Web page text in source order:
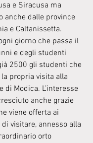
e Siracusa ma
anche dalle province
e Caltanissetta.
giorno che passa il
e degli studenti
2500 gli studenti che
propria visita alla
di Modica. L’interesse
anche grazie
viene offerta ai
visitare, annesso alla
orto